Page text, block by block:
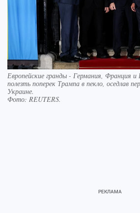
Европейские гранды - Германия, Франция
полезть поперек Трампа в пекло, оседлав
Украине.
Фото: REUTERS.